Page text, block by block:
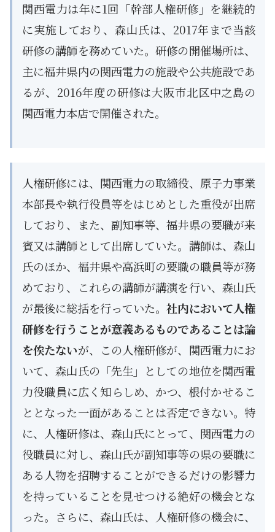
関西電力は年に1回「幹部人権研修」を継続的
に実施しており、森山氏は、2017年まで当該
研修の講師を務めていた。研修の開催場所は、
主に福井県内の関西電力の施設や公共施設であ
るが、2016年度の研修は大阪市北区中之島の
関西電力本店で開催された。
人権研修には、関西電力の取締役、原子力事業
本部長や執行役員等をはじめとした重役が出席
しており、また、副知事等、福井県の要職が来
賓又は講師として出席していた。講師は、森山
氏のほか、福井県や高浜町の要職の職員等が務
めており、これらの講師が講演を行い、森山氏
が最後に総括を行っていた。社内において人権
研修を行うことが意義あるものであることは論
を俟たないが、この人権研修が、関西電力にお
いて、森山氏の「先生」としての地位を関西電
力役職員に広く知らしめ、かつ、根付かせるこ
ととなった一面があることは否定できない。特
に、人権研修は、森山氏にとって、関西電力の
役職員に対し、森山氏が副知事等の県の要職に
ある人物を招聘することができるだけの影響力
を持っていることを見せつける絶好の機会とな
った。さらに、森山氏は、人権研修の機会に、